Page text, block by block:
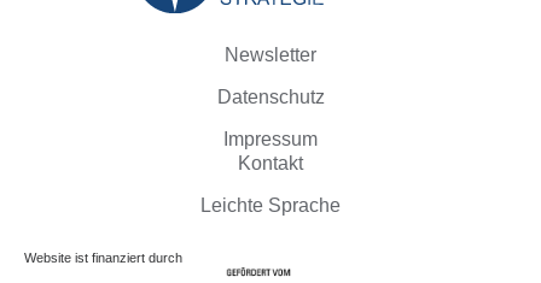
Newsletter
Datenschutz
Impressum
Kontakt
Leichte Sprache
Website ist finanziert durch